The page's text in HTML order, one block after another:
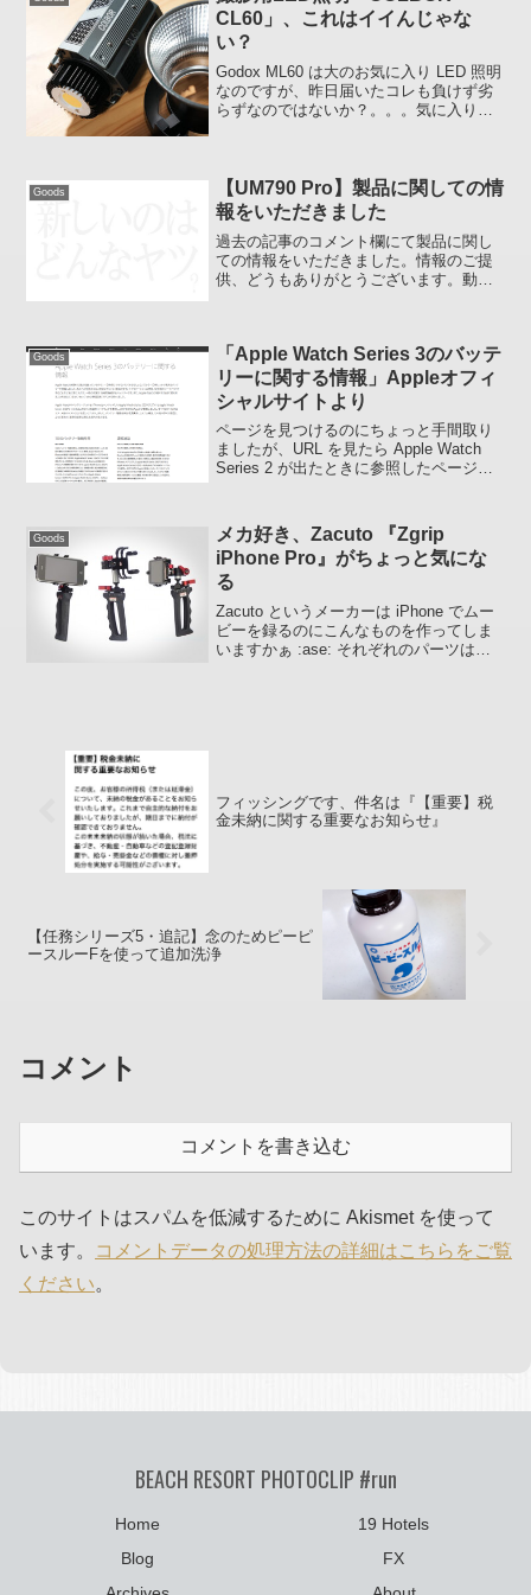
CL60」、これはイイんじゃな
い？
Godox ML60 は大のお気に入り LED 照明
なのですが、昨日届いたコレも負けず劣
らずなのではないか？。。。気に入りま
Goods
【UM790 Pro】製品に関しての情
報をいただきました
過去の記事のコメント欄にて製品に関し
ての情報をいただきました。情報のご提
供、どうもありがとうございます。動作
り高級感は削減・・・裏蓋...
Goods
「Apple Watch Series 3のバッテ
リーに関する情報」Appleオフィ
シャルサイトより
ページを見つけるのにちょっと手間取り
ましたが、URL を見たら Apple Watch
Series 2 が出たときに参照したページと
記のサイトです。...
Goods
メカ好き、Zacuto 『Zgrip
iPhone Pro』がちょっと気にな
る
Zacuto というメーカーは iPhone でムー
ビーを録るのにこんなものを作ってしま
いますかぁ :ase: それぞれのパーツはシ
フィッシングです、件名は『【重要】税
金未納に関する重要なお知らせ』
【任務シリーズ5・追記】念のためピーピ
ースルーFを使って追加洗浄
コメント
コメントを書き込む
このサイトはスパムを低減するために Akismet を使って
います。
コメントデータの処理方法の詳細はこちらをご覧
ください。
BEACH RESORT PHOTOCLIP #run
Home
19 Hotels
Blog
FX